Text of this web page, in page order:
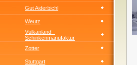
Gut Aiderbichl
Weutz
Vulkanland -
Schinkenmanufaktur
Zotter
Stuttgart